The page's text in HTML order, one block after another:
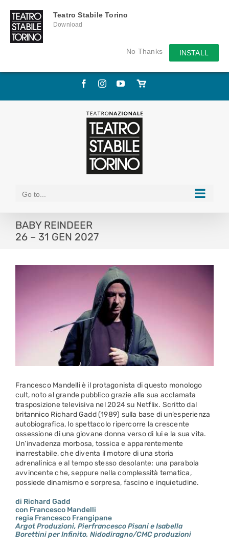
Teatro Stabile Torino
Download
No Thanks INSTALL
Skip
FacebookInstagramYouTube
Store
Go to...
BABY REINDEER
26 – 31 GEN 2027
Francesco Mandelli è il protagonista di questo monologo
cult, noto al grande pubblico grazie alla sua acclamata
trasposizione televisiva nel 2024 su Netflix. Scritto dal
britannico Richard Gadd (1989) sulla base di un’esperienza
autobiografica, lo spettacolo ripercorre la crescente
ossessione di una giovane donna verso di lui e la sua vita.
Un’invadenza morbosa, tossica e apparentemente
inarrestabile, che diventa il motore di una storia
adrenalinica e al tempo stesso desolante; una parabola
avvincente che, seppure nella complessità tematica,
possiede dinamismo e sorpresa, fascino e inquietudine.
di Richard Gadd
con Francesco Mandelli
regia Francesco Frangipane
Argot Produzioni, Pierfrancesco Pisani e Isabella
Borettini per Infinito, Nidodiragno/CMC produzioni